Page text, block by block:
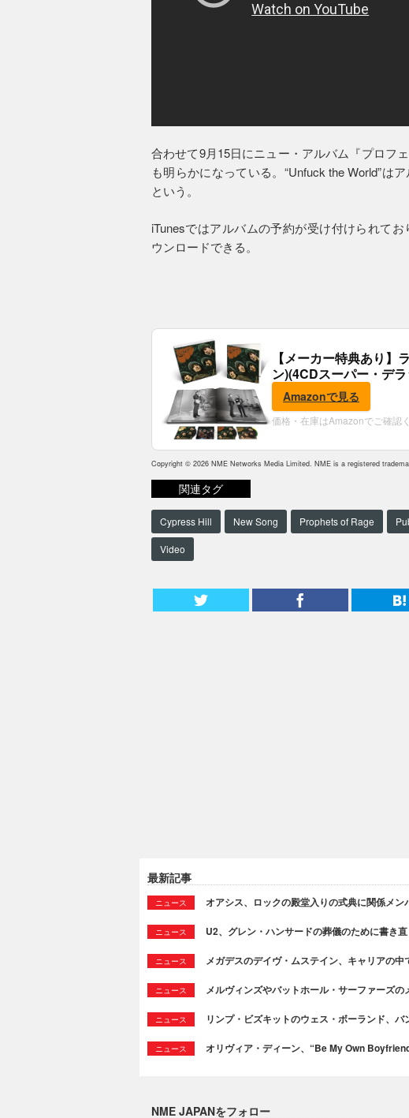
合わせて9月15日にニュー・アルバム『プロフ
も明らかになっている。“Unfuck the World”は
という。
iTunesではアルバムの予約が受け付けられて
ウンロードできる。
【メーカー特典あり】
ン)(4CDスーパー・デ
典:B2ポスター付)
Amazonで見る
価格・在庫はAmazonでご確認
Copyright © 2026 NME Networks Media Limited. NME is a registered
関連タグ
Cypress Hill New Song Prophets of Rage
Video
最新記事
ニュース オアシス、ロックの殿堂入りの式典に関係メ
ニュース U2、グレン・ハンサードの葬儀のために書き
ニュース メガデスのデイヴ・ムステイン、キャリアの
ニュース メルヴィンズやバットホール・サーファーズ
ニュース リンプ・ビズキットのウェス・ボーランド、
ニュース オリヴィア・ディーン、“Be My Own
NME JAPANをフォロー